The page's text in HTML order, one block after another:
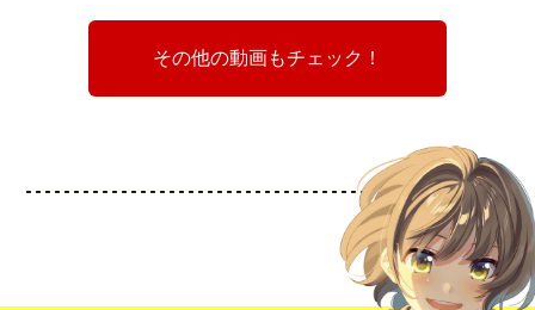
その他の動画もチェック！